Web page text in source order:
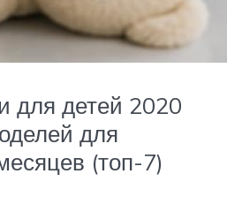
для детей 2020
для
(топ-7)